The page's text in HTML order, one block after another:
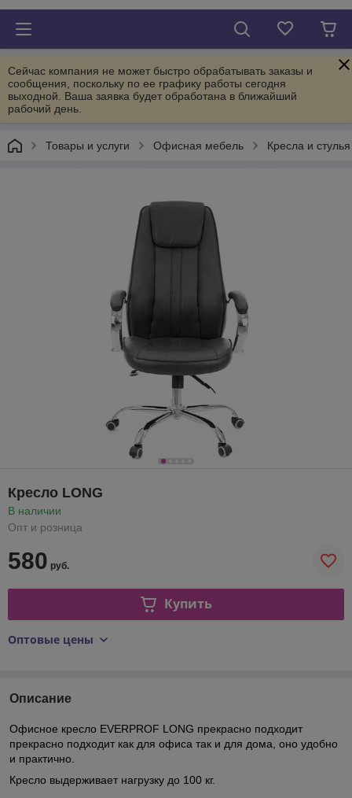
Сейчас компания не может быстро обрабатывать заказы и
сообщения, поскольку по ее графику работы сегодня
выходной. Ваша заявка будет обработана в ближайший
рабочий день.
Товары и услуги Офисная мебель Кресла и
Кресло LONG
В наличии
Опт и розница
580 руб.
Купить
Оптовые цены
Описание
Офисное кресло EVERPROF LONG прекрасно подходит
прекрасно подходит как для офиса так и для дома, оно удобно
и практично.
Кресло выдерживает нагрузку до 100 кг.